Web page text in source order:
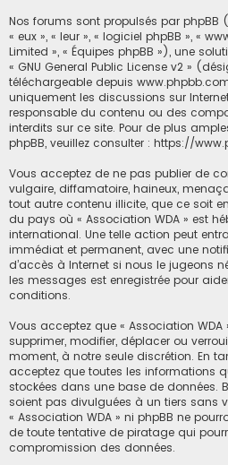
Nos forums sont propulsés par phpBB
« eux », « leur », « logiciel phpBB », «
Limited », « Équipes phpBB »), une
« GNU General Public License v2 »
téléchargeable depuis
uniquement les discussions sur
responsable du contenu ou des
interdits sur ce site. Pour de plus
phpBB, veuillez consulter : https://
Vous acceptez de ne pas publier de
vulgaire, diffamatoire, haineux,
tout autre contenu illicite, que ce soit
du pays où « Association WDA » est
international. Une telle action peut
immédiat et permanent, avec une
d’accès à Internet si nous le jugeons
les messages est enregistrée pour
conditions.
Vous acceptez que « Association WDA
supprimer, modifier, déplacer ou
moment, à notre seule discrétion. En
acceptez que toutes les informations
stockées dans une base de données.
soient pas divulguées à un tiers sans
« Association WDA » ni phpBB ne
de toute tentative de piratage qui
compromission des données.